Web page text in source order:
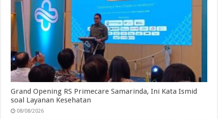
Grand Opening RS Primecare Samarinda, Ini Kata Ismid
soal Layanan Kesehatan
08/08/2026